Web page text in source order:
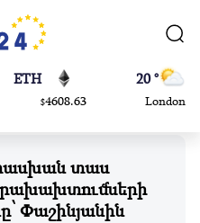
ADA
ETH
$4608.63
20 °
London
Brussels
տաս
Փաշինյանին